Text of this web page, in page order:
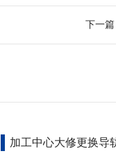
下一篇
加工中心大修更换导